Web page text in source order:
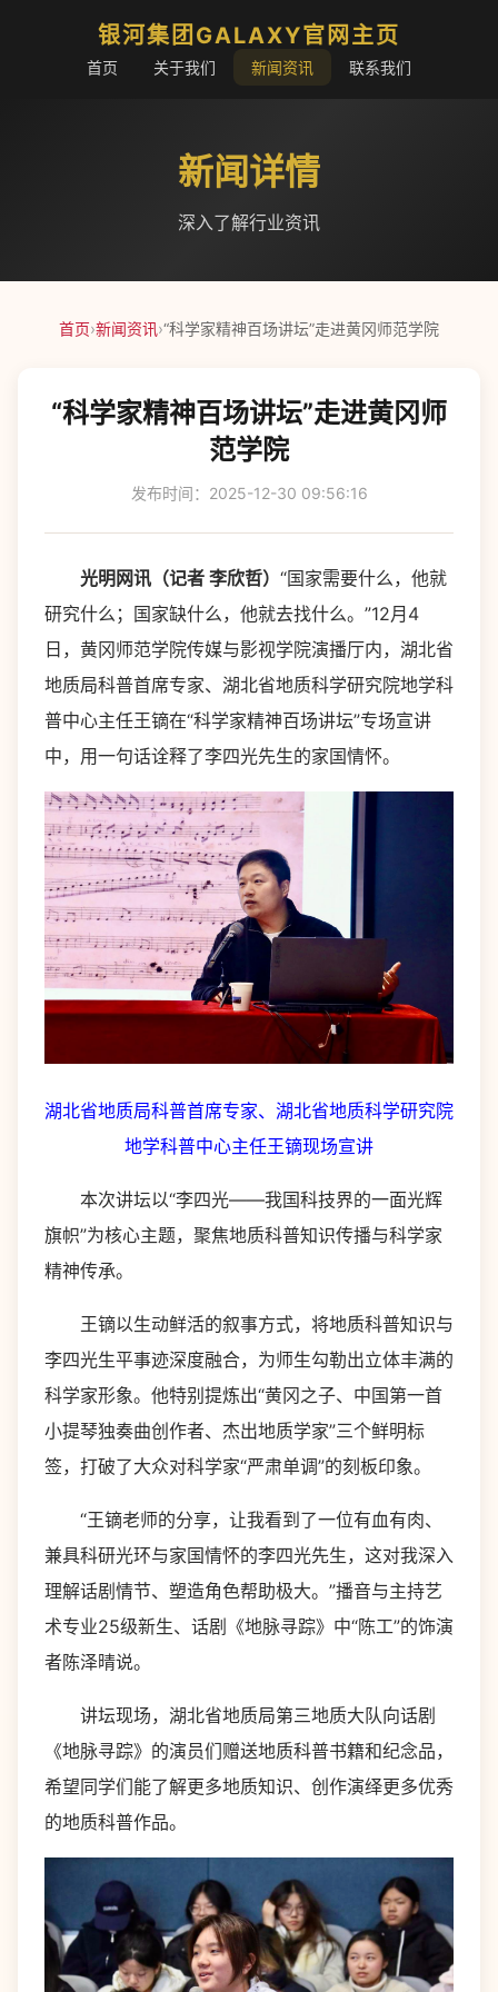
银河集团GALAXY官网主页
首页 关于我们 新闻资讯 联系我们
新闻详情
深入了解行业资讯
首页›新闻资讯›“科学家精神百场讲坛”走进黄冈师范学院
“科学家精神百场讲坛”走进黄冈师
范学院
发布时间：2025-12-30 09:56:16
光明网讯（记者 李欣哲） “国家需要什么，他就
研究什么；国家缺什么，他就去找什么。”12月4
日，黄冈师范学院传媒与影视学院演播厅内，湖北省
地质局科普首席专家、湖北省地质科学研究院地学科
普中心主任王镝在“科学家精神百场讲坛”专场宣讲
中，用一句话诠释了李四光先生的家国情怀。
湖北省地质局科普首席专家、湖北省地质科学研究院
地学科普中心主任王镝现场宣讲
本次讲坛以“李四光——我国科技界的一面光辉
旗帜”为核心主题，聚焦地质科普知识传播与科学家
精神传承。
王镝以生动鲜活的叙事方式，将地质科普知识与
李四光生平事迹深度融合，为师生勾勒出立体丰满的
科学家形象。他特别提炼出“黄冈之子、中国第一首
小提琴独奏曲创作者、杰出地质学家”三个鲜明标
签，打破了大众对科学家“严肃单调”的刻板印象。
“王镝老师的分享，让我看到了一位有血有肉、
兼具科研光环与家国情怀的李四光先生，这对我深入
理解话剧情节、塑造角色帮助极大。”播音与主持艺
术专业25级新生、话剧《地脉寻踪》中“陈工”的饰演
者陈泽晴说。
讲坛现场，湖北省地质局第三地质大队向话剧
《地脉寻踪》的演员们赠送地质科普书籍和纪念品，
希望同学们能了解更多地质知识、创作演绎更多优秀
的地质科普作品。